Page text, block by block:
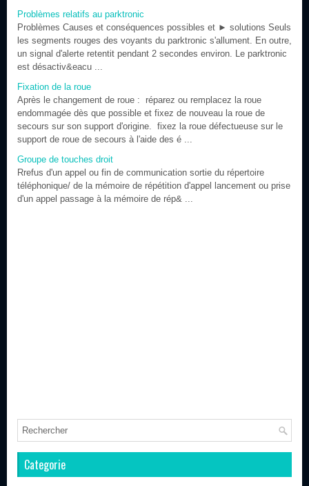
Problèmes relatifs au parktronic
Problèmes Causes et conséquences possibles et ► solutions Seuls
les segments rouges des voyants du parktronic s'allument. En outre,
un signal d'alerte retentit pendant 2 secondes environ. Le parktronic
est désactiv&eacu ...
Fixation de la roue
Après le changement de roue : réparez ou remplacez la roue
endommagée dès que possible et fixez de nouveau la roue de
secours sur son support d'origine. fixez la roue défectueuse sur le
support de roue de secours à l'aide des é ...
Groupe de touches droit
Rrefus d'un appel ou fin de communication sortie du répertoire
téléphonique/ de la mémoire de répétition d'appel lancement ou prise
d'un appel passage à la mémoire de rép& ...
Categorie